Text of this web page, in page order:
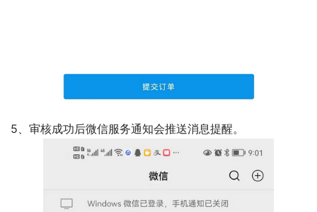
5、审核成功后微信服务通知会推送消息提醒。